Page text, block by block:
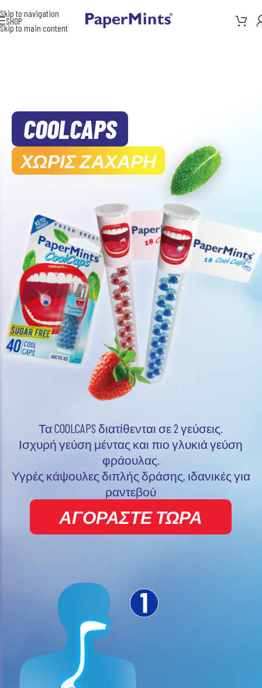
Skip to navigation
Skip to main content
SHOP
COOLCAPS
ΧΩΡΙΣ ΖΑΧΑΡΗ
Τα COOLCAPS διατίθενται σε 2 γεύσεις.
Ισχυρή γεύση μέντας και πιο γλυκιά γεύση
φράουλας.
Υγρές κάψουλες διπλής δράσης, ιδανικές για
ραντεβού
ΑΓΟΡΑΣΤΕ ΤΩΡΑ